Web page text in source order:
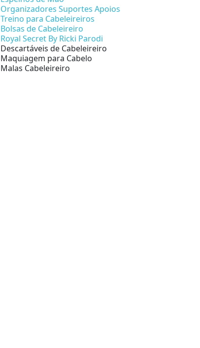
Organizadores Suportes Apoios
Treino para Cabeleireiros
Bolsas de Cabeleireiro
Royal Secret By Ricki Parodi
Descartáveis de Cabeleireiro
Maquiagem para Cabelo
Malas Cabeleireiro